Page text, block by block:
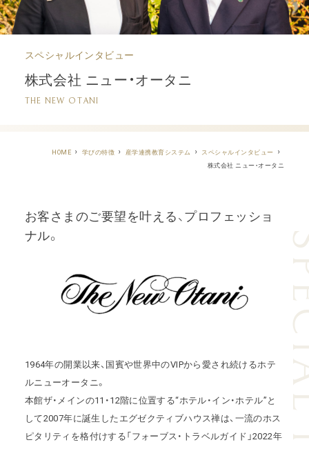
スペシャルインタビュー
株式会社 ニュー・オータニ
THE NEW OTANI
HOME 学びの特徴 産学連携教育システム
スペシャルインタビュー
株式会社 ニュー・オータニ
お客さまのご要望を叶える、プロフェッショ
ナル。
1964年の開業以来、国賓や世界中のVIPから愛され続けるホテ
ルニューオータニ。
本館ザ・メインの11・12階に位置する“ホテル・イン・ホテル”と
して2007年に誕生したエグゼクティブハウス禅は、 一流のホス
ピタリティを格付けする「フォーブス・トラベルガイド」2022年